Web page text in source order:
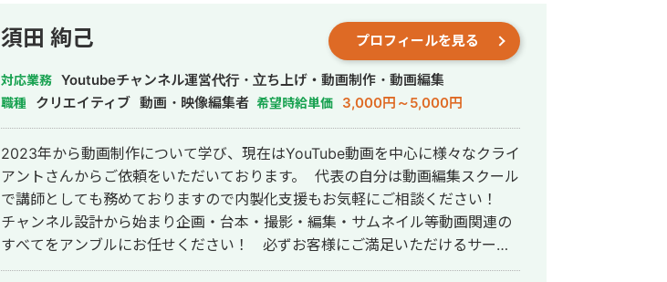
須田 絢己 プロフィールを見る
対応業務 Youtubeチャンネル運営代行・立ち上げ・動画制作・動画編集
職種 クリエイティブ 動画・映像編集者 希望時給単価 3,000円～5,000円
2023年から動画制作について学び、現在はYouTube動画を中心に様々なクライ
アントさんからご依頼をいただいております。 代表の自分は動画編集スクール
で講師としても務めておりますので内製化支援もお気軽にご相談ください！
チャンネル設計から始まり企画・台本・撮影・編集・サムネイル等動画関連の
すべてをアンブルにお任せください！ 必ずお客様にご満足いただけるサービ
スを提供いたします。